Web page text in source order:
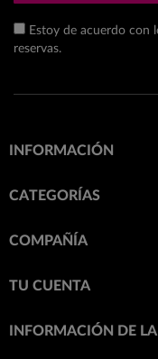
Estoy de acuerdo con
reservas.
INFORMACIÓN
CATEGORÍAS
COMPAÑÍA
TU CUENTA
INFORMACIÓN DE